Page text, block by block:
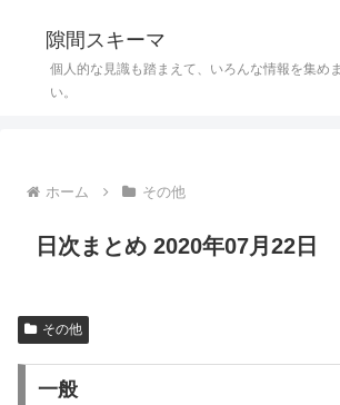
隙間スキーマ
個人的な見識も踏まえて、いろんな情報を集め
い。
ホーム その他
日次まとめ 2020年07月22日
その他
一般